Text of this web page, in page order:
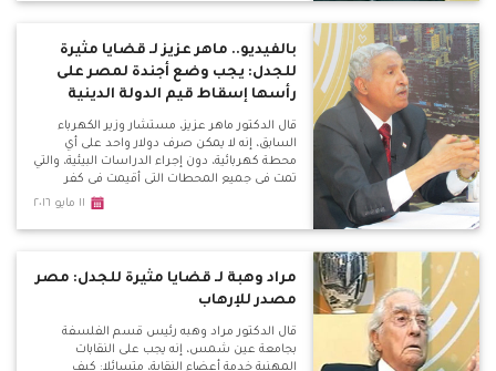
بالفيديو.. ماهر عزيز لـ قضايا مثيرة
للجدل: يجب وضع أجندة لمصر على
رأسها إسقاط قيم الدولة الدينية
قال الدكتور ماهر عزيز، مستشار وزير الكهرباء
السابق، إنه لا يمكن صرف دولار واحد على أي
محطة كهربائية، دون إجراء الدراسات البيئية، والتي
تمت في جميع المحطات التي أقيمت في كفر
الشيخ أو بني سويف، أو القاهرة الجديدة التي
بالإضافة إلى محطات أخرى من أحدث محطات
١١ مايو ٢٠١٦
مراد وهبة لـ قضايا مثيرة للجدل: مصر
مصدر للإرهاب
قال الدكتور مراد وهبه رئيس قسم الفلسفة
بجامعة عين شمس، إنه يجب على النقابات
المهنية خدمة أعضاء النقابة، متسائلا: كيف